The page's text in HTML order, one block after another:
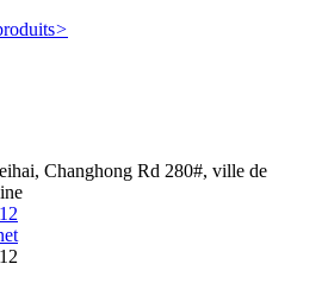
>
Changhong Rd 280#, ville de